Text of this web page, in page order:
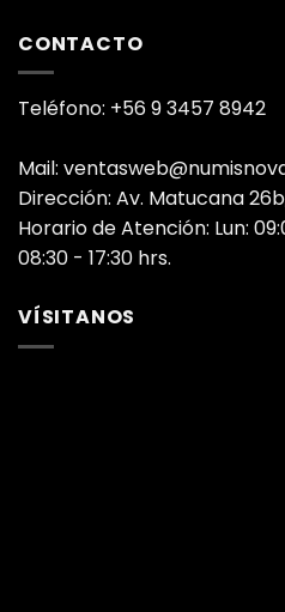
CONTACTO
Teléfono: +56 9 3457 8942
Mail:
Dirección: Av. Matucana
Horario de Atención: Lun:
08:30 - 17:30 hrs.
VÍSITANOS